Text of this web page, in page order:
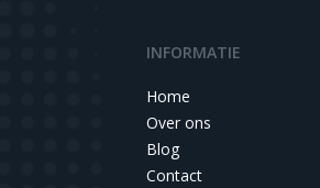
INFORMATIE
Home
Over ons
Blog
Contact